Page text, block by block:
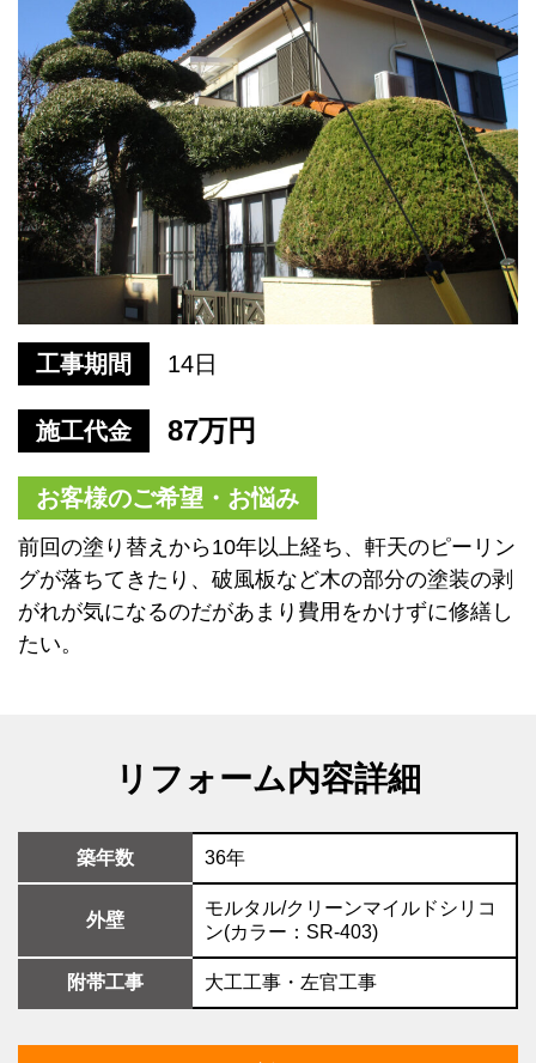
工事期間 14日
施工代金 87万円
お客様のご希望・お悩み
前回の塗り替えから10年以上経ち、軒天のピーリン
グが落ちてきたり、破風板など木の部分の塗装の剥
がれが気になるのだがあまり費用をかけずに修繕し
たい。
リフォーム内容詳細
築年数 36年
外壁
モルタル/クリーンマイルドシリコ
ン(カラー：SR-403)
附帯工事 大工工事・左官工事